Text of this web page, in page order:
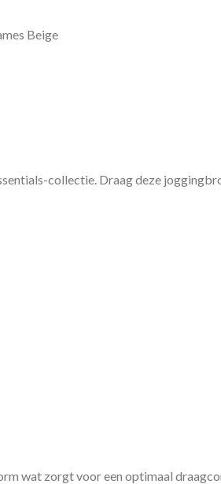
Beige
collectie. Draag deze
wat zorgt voor een optimaal